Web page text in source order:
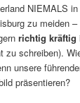
NIEMALS
zu meiden
richtig kräftig
zu schreiben).
unsere
präsentieren?